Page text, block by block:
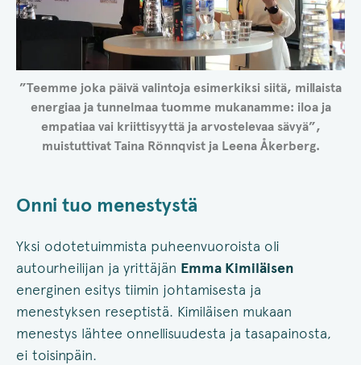
”Teemme joka päivä valintoja esimerkiksi siitä, millaista
energiaa ja tunnelmaa tuomme mukanamme: iloa ja
empatiaa vai kriittisyyttä ja arvostelevaa sävyä”,
muistuttivat Taina Rönnqvist ja Leena Åkerberg.
Onni tuo menestystä
Yksi odotetuimmista puheenvuoroista oli
autourheilijan ja yrittäjän Emma Kimiläisen
energinen esitys tiimin johtamisesta ja
menestyksen reseptistä. Kimiläisen mukaan
menestys lähtee onnellisuudesta ja tasapainosta,
ei toisinpäin.